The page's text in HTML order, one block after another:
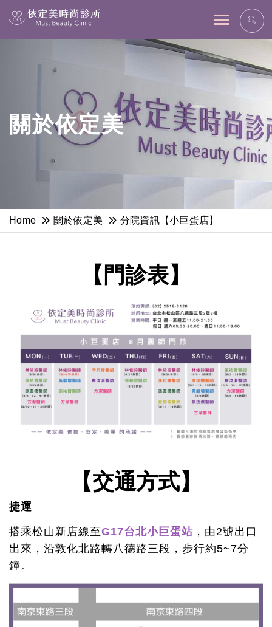
網站主選單
關於依定美
Home 關於依定美 分院資訊【小巨蛋店】
【門診表】
【交通方式】
捷運
搭乘松山新店線至G17台北小巨蛋站 ，由2號出口
出來，沿敦化北路轉八德路三段，步行約5~7分
鐘。